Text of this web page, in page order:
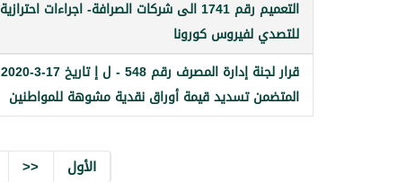
التعميم رقم 1741 الى شركات الصرافة- اجراءات احترازية
للتصدي لفيروس كورونا
قرار لجنة إدارة المصرف رقم 548 - ل إ تاريخ 17-3-2020
المتضمن تسديد قيمة أوراق نقدية مشوهة للمواطنين
الأول <<